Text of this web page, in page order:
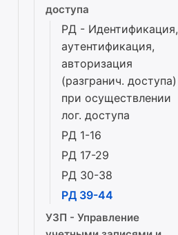
доступа
РД - Идентификация,
аутентификация,
авторизация
(разгранич. доступа)
при осуществлении
лог. доступа
РД 1-16
РД 17-29
РД 30-38
РД 39-44
УЗП - Управление